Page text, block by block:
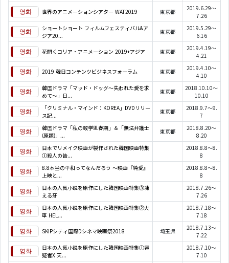
世界のアニメーションシアター WAT2019 東京都
2019.6.29～
7.26
ショートショート フィルムフェスティバル&ア
ジア20...
東京都
2019.5.29～
6.16
花開くコリア・アニメーション 2019+アジア 東京都
2019.4.19～
4.21
2019 韓日コンテンツビジネスフォーラム 東京都
2019.4.10～
4.10
韓国ドラマ「マッド・ドッグ～失われた愛を求
めて～」日...
東京都
2018.10.10～
10.10
「クリミナル・マインド：KOREA」DVDリリー
ス記...
東京都
2018.9.7～9.
7
韓国ドラマ「私の数学思春期」＆「無法弁護士
(原題)」...
東京都
2018.8.20～
8.20
日本でリメイク映画が製作された韓国映画特集
①殺人の告...
2018.8.8～8.
8
8.8本当の平和ってなんだろう ～映画『純愛』
上映と...
2018.8.8～8.
8
日本の人気小説を原作にした韓国映画特集③凍
える牙
2018.7.26～
7.26
日本の人気小説を原作にした韓国映画特集②火
車 HEL...
2018.7.18～
7.18
SKIPシティ国際Dシネマ映画祭2018 埼玉県
2018.7.13～
7.22
日本の人気小説を原作にした韓国映画特集①容
疑者X 天...
2018.7.10～
7.10